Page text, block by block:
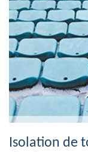
Isolation de